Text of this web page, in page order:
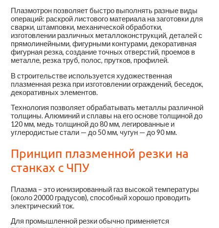
Плазмотрон позволяет быстро выполнять разные виды
операций: раскрой листового материала на заготовки для
сварки, штамповки, механической обработки,
изготовлении различных металлоконструкций, деталей с
прямолинейными, фигурными контурами, декоративная
фигурная резка, создание точных отверстий, проемов в
металле, резка труб, полос, прутков, профилей.
В строительстве используется художественная
плазменная резка при изготовлении ограждений, беседок,
декоративных элементов.
Технология позволяет обрабатывать металлы различной
толщины. Алюминий и сплавы на его основе толщиной до
120 мм, медь толщиной до 80 мм, легированные и
углеродистые стали — до 50 мм, чугун — до 90 мм.
Принцип плазменной резки на
станках с ЧПУ
Плазма – это ионизированный газ высокой температуры
(около 20000 градусов), способный хорошо проводить
электрический ток.
Для промышленной резки обычно применяется